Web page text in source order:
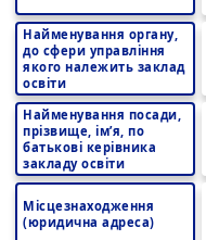
Найменування органу,
до сфери управління
якого належить заклад
освіти
Найменування посади,
прізвище, ім’я, по
батькові керівника
закладу освіти
Місцезнаходження
(юридична адреса)